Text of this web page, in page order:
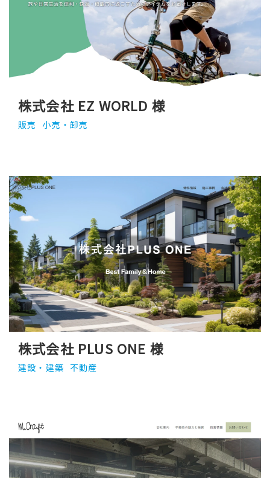
株式会社 EZ WORLD 様
販売 小売・卸売
株式会社 PLUS ONE 様
建設・建築 不動産